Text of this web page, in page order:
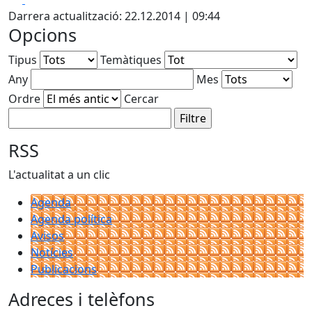
Darrera actualització: 22.12.2014 | 09:44
Opcions
Tipus
Temàtiques
Any
Mes
Ordre
Cercar
RSS
L'actualitat a un clic
Agenda
Agenda política
Avisos
Notícies
Publicacions
Adreces i telèfons